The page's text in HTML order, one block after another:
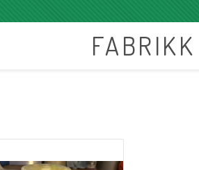
FABRIKK